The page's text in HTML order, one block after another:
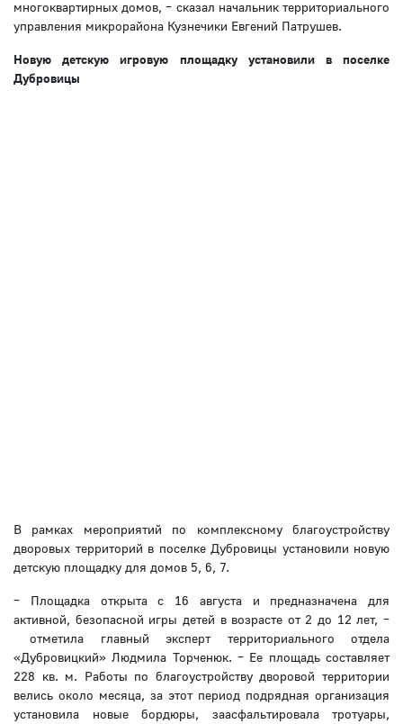
многоквартирных домов, – сказал начальник территориального
управления микрорайона Кузнечики Евгений Патрушев.
Новую детскую игровую площадку установили в поселке
Дубровицы
В рамках мероприятий по комплексному благоустройству
дворовых территорий в поселке Дубровицы установили новую
детскую площадку для домов 5, 6, 7.
– Площадка открыта с 16 августа и предназначена для
активной, безопасной игры детей в возрасте от 2 до 12 лет, –
отметила главный эксперт территориального отдела
«Дубровицкий» Людмила Торченюк. – Ее площадь составляет
228 кв. м. Работы по благоустройству дворовой территории
велись около месяца, за этот период подрядная организация
установила новые бордюры, заасфальтировала тротуары,